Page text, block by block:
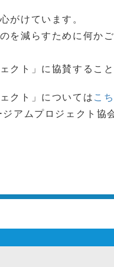
がけています。
を減らすために何か
クト」に協賛するこ
クト」についてはこ
ジアムプロジェクト協